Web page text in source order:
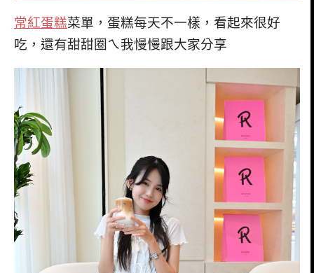
常紅蛋糕菜單，蛋糕每天不一樣，看起來很好
吃，還有甜甜圈ㄟ我慢慢跟大家分享